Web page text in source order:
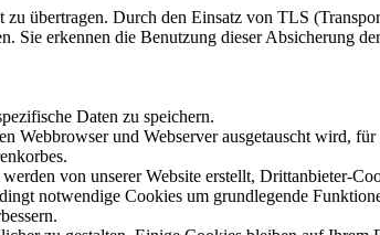
übertragen. Durch den Einsatz von TLS
Sie erkennen die Benutzung dieser Absicherung
Daten zu speichern.
Webbrowser und Webserver ausgetauscht wird,
von unserer Website erstellt, Drittanbieter-
notwendige Cookies um grundlegende